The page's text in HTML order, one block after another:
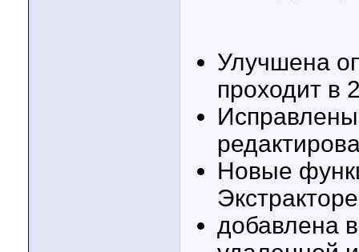
Улучшена
проходит в
Новые
добавлена